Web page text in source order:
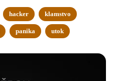
hacker klamstvo
panika utok